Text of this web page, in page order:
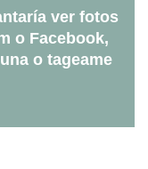
ver fotos
o Facebook,
o tageame